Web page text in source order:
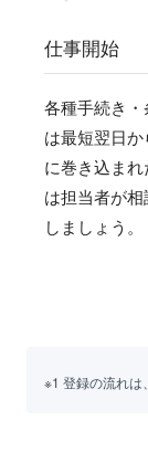
仕事開始
各種手続き
は最短翌日
に巻き込ま
は担当者が
しましょう。
※1 登録の流れは